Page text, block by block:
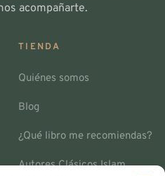
acompañarte.
TIENDA
Quiénes somos
Blog
¿Qué libro me recomiendas?
Autores Clásicos Islam